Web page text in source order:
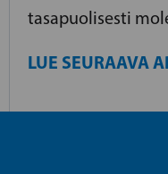
tasapuolisesti
LUE SEURAAVA